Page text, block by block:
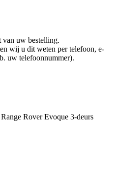
van uw bestelling.
wij u dit weten per telefoon, e-
uw telefoonnummer).
Rover Evoque 3-deurs